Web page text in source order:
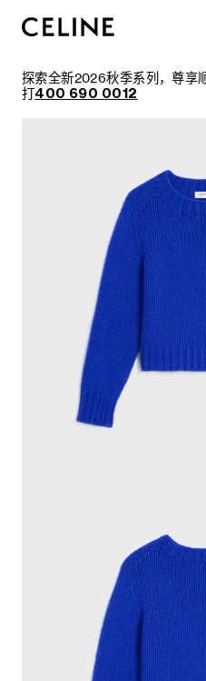
探索全新2026秋季系列，尊享
打400 690 0012